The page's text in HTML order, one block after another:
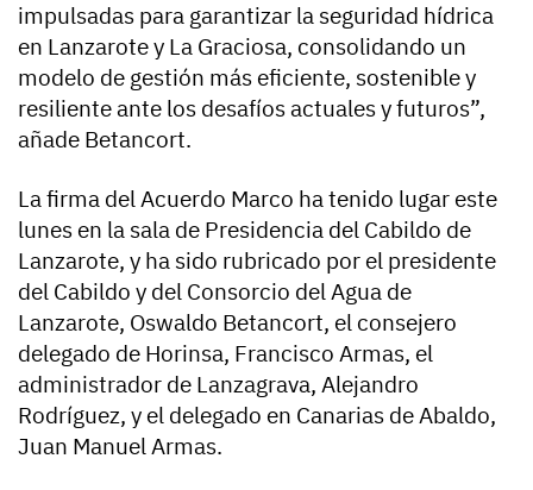
impulsadas para garantizar la seguridad hídrica
en Lanzarote y La Graciosa, consolidando un
modelo de gestión más eficiente, sostenible y
resiliente ante los desafíos actuales y futuros”,
añade Betancort.
La firma del Acuerdo Marco ha tenido lugar este
lunes en la sala de Presidencia del Cabildo de
Lanzarote, y ha sido rubricado por el presidente
del Cabildo y del Consorcio del Agua de
Lanzarote, Oswaldo Betancort, el consejero
delegado de Horinsa, Francisco Armas, el
administrador de Lanzagrava, Alejandro
Rodríguez, y el delegado en Canarias de Abaldo,
Juan Manuel Armas.